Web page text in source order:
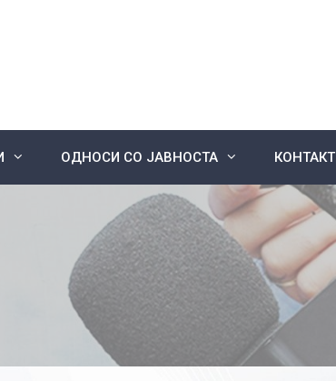
ОДНОСИ СО ЈАВНОСТА КОНТАКТ